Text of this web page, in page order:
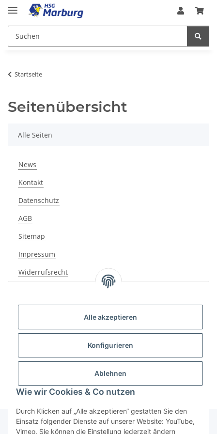
Alle akzeptieren
Konfigurieren
Ablehnen
Wie wir Cookies & Co nutzen
Durch Klicken auf „Alle akzeptieren“ gestatten Sie den
Einsatz folgender Dienste auf unserer Website: YouTube,
Vimeo. Sie können die Einstellung jederzeit ändern
Startseite
Seitenübersicht
Alle Seiten
News
Kontakt
Datenschutz
AGB
Sitemap
Impressum
Widerrufsrecht